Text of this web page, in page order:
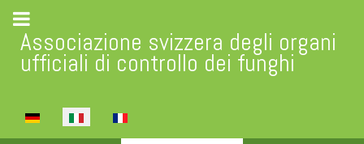
Associazione svizzera degli organi
ufficiali di controllo dei funghi
Seleziona la tua lingua